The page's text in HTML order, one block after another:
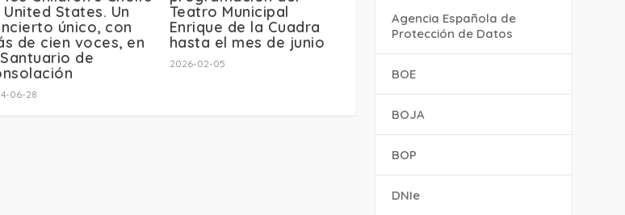
States. Un
único, con
de cien voces, en
de
06-28
Teatro Municipal
Enrique de la Cuadra
hasta el mes de junio
2026-02-05
Agencia Española de
Protección de Datos
BOE
BOJA
BOP
DNIe